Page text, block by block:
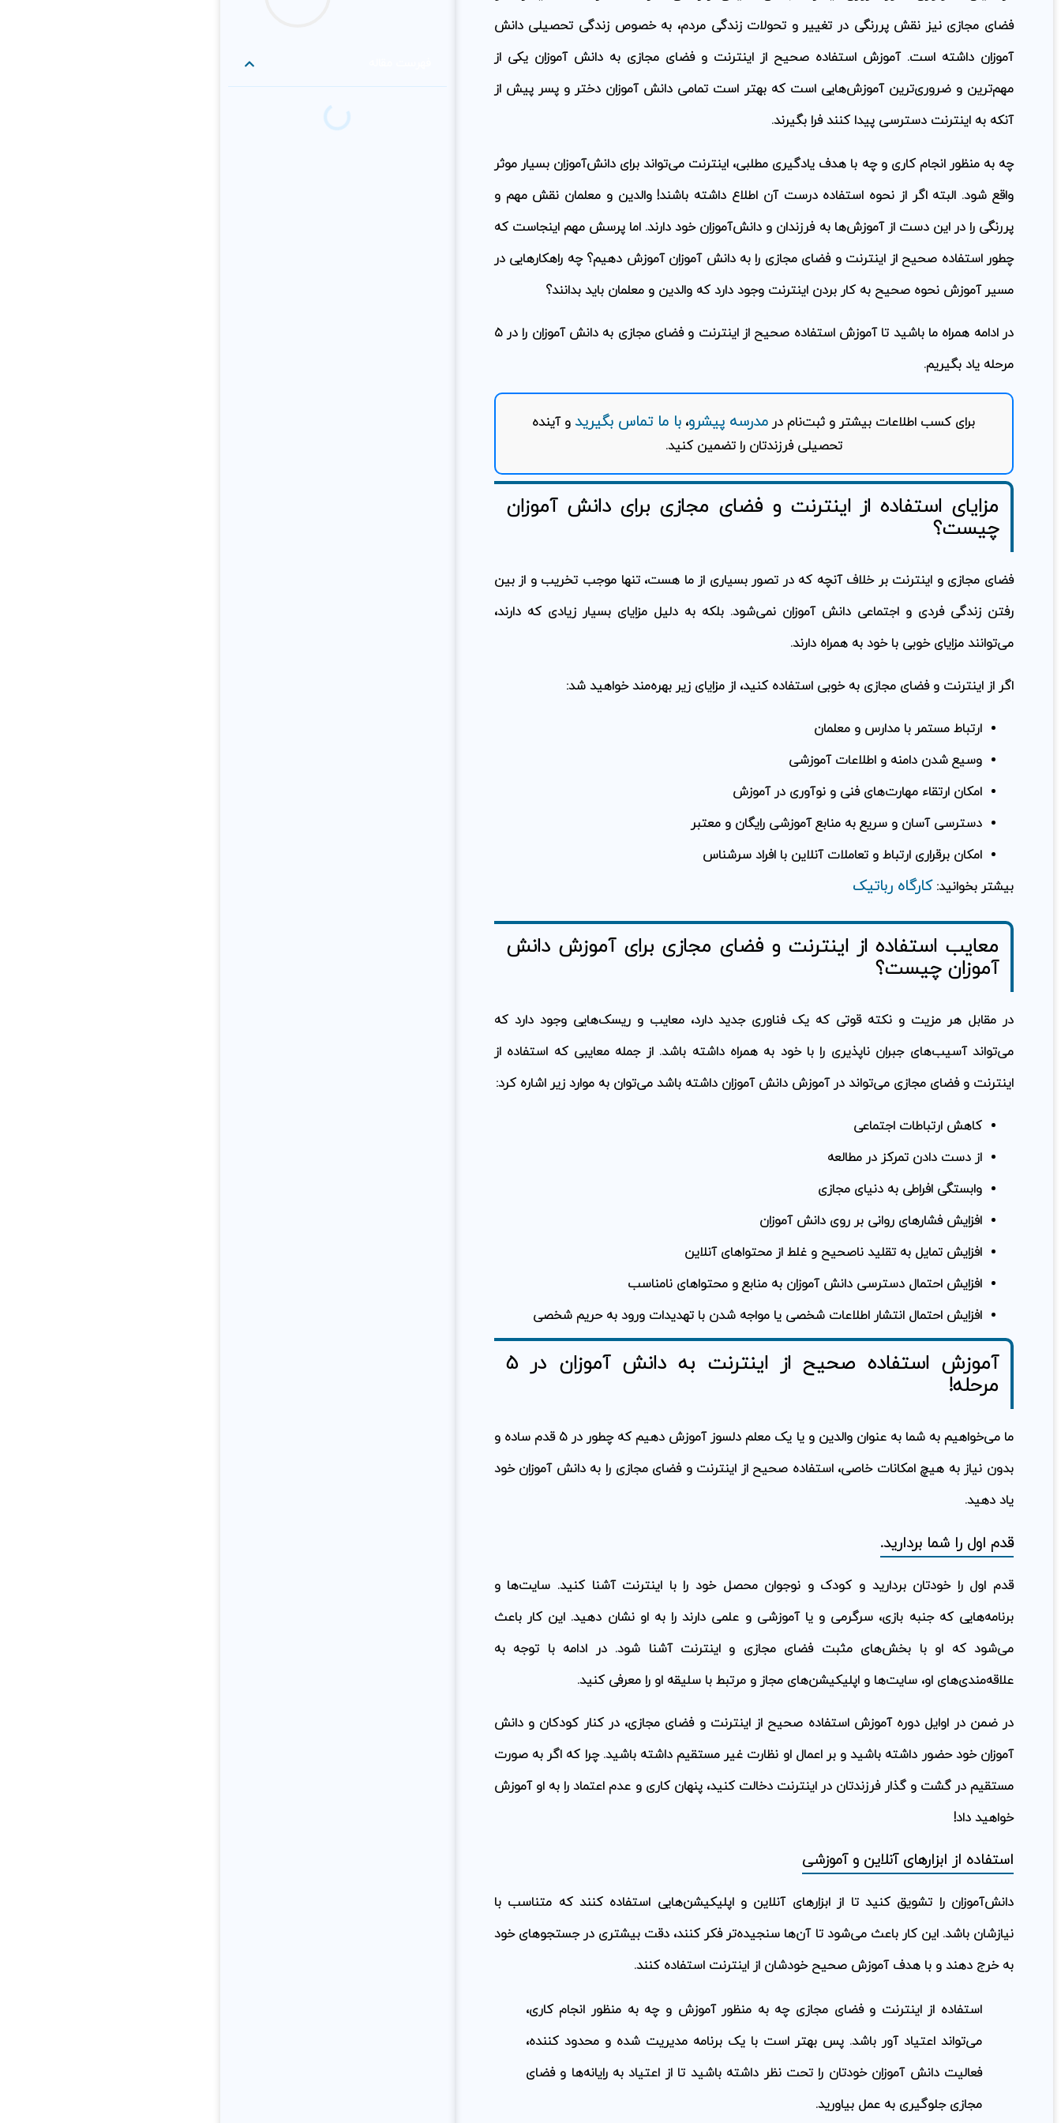
فضای مجازی نیز نقش پررنگی در تغییر و تحولات زندگی مردم، به خصوص زندگی تحصیلی دانش
آموزان داشته است. آموزش استفاده صحیح از اینترنت و فضای مجازی به دانش آموزان یکی از
مهم‌ترین و ضروری‌ترین آموزش‌هایی است که بهتر است تمامی دانش آموزان دختر و پسر پیش از
آنکه به اینترنت دسترسی پیدا کنند فرا بگیرند.
چه به منظور انجام کاری و چه با هدف یادگیری مطلبی، اینترنت می‌تواند برای دانش‌آموزان بسیار موثر
واقع شود. البته اگر از نحوه استفاده درست آن اطلاع داشته باشند! والدین و معلمان نقش مهم و
پررنگی را در این دست از آموزش‌ها به فرزندان و دانش‌آموزان خود دارند. اما پرسش مهم اینجاست که
چطور استفاده صحیح از اینترنت و فضای مجازی را به دانش آموزان آموزش دهیم؟ چه راهکارهایی در
مسیر آموزش نحوه صحیح به کار بردن اینترنت وجود دارد که والدین و معلمان باید بدانند؟
در ادامه همراه ما باشید تا آموزش استفاده صحیح از اینترنت و فضای مجازی به دانش آموزان را در ۵
مرحله یاد بگیریم.
برای کسب اطلاعات بیشتر و ثبت‌نام در مدرسه پیشرو، با ما تماس بگیریدو آینده
تحصیلی فرزندتان را تضمین کنید.
مزایای استفاده از اینترنت و فضای مجازی برای دانش آموزان
چیست؟
فضای مجازی و اینترنت بر خلاف آنچه که در تصور بسیاری از ما هست، تنها موجب تخریب و از بین
رفتن زندگی فردی و اجتماعی دانش آموزان نمی‌شود. بلکه به دلیل مزایای بسیار زیادی که دارند،
می‌توانند مزایای خوبی با خود به همراه دارند.
اگر از اینترنت و فضای مجازی به خوبی استفاده کنید، از مزایای زیر بهره‌مند خواهید شد:
ارتباط مستمر با مدارس و معلمان
وسیع شدن دامنه و اطلاعات آموزشی
امکان ارتقاء مهارت‌های فنی و نوآوری در آموزش
دسترسی آسان و سریع به منابع آموزشی رایگان و معتبر
امکان برقراری ارتباط و تعاملات آنلاین با افراد سرشناس
بیشتر بخوانید: کارگاه رباتیک
معایب استفاده از اینترنت و فضای مجازی برای آموزش دانش
آموزان چیست؟
در مقابل هر مزیت و نکته قوتی که یک فناوری جدید دارد، معایب و ریسک‌هایی وجود دارد که
می‌تواند آسیب‌های جبران ناپذیری را با خود به همراه داشته باشد. از جمله معایبی که استفاده از
اینترنت و فضای مجازی می‌تواند در آموزش دانش آموزان داشته باشد می‌توان به موارد زیر اشاره کرد:
کاهش ارتباطات اجتماعی
از دست دادن تمرکز در مطالعه
وابستگی افراطی به دنیای مجازی
افزایش فشارهای روانی بر روی دانش آموزان
افزایش تمایل به تقلید ناصحیح و غلط از محتواهای آنلاین
افزایش احتمال دسترسی دانش آموزان به منابع و محتواهای نامناسب
افزایش احتمال انتشار اطلاعات شخصی یا مواجه شدن با تهدیدات ورود به حریم شخصی
آموزش استفاده صحیح از اینترنت به دانش آموزان در 5
مرحله!
ما می‌خواهیم به شما به عنوان والدین و یا یک معلم دلسوز آموزش دهیم که چطور در ۵ قدم ساده و
بدون نیاز به هیچ امکانات خاصی، استفاده صحیح از اینترنت و فضای مجازی را به دانش آموزان خود
یاد دهید.
قدم اول را شما بردارید.
قدم اول را خودتان بردارید و کودک و نوجوان محصل خود را با اینترنت آشنا کنید. سایت‌ها و
برنامه‌هایی که جنبه بازی، سرگرمی و یا آموزشی و علمی دارند را به او نشان دهید. این کار باعث
می‌شود که او با بخش‌های مثبت فضای مجازی و اینترنت آشنا شود. در ادامه با توجه به
علاقه‌مندی‌های او، سایت‌ها و اپلیکیشن‌های مجاز و مرتبط با سلیقه او را معرفی کنید.
در ضمن در اوایل دوره آموزش استفاده صحیح از اینترنت و فضای مجازی، در کنار کودکان و دانش
آموزان خود حضور داشته باشید و بر اعمال او نظارت غیر مستقیم داشته باشید. چرا که اگر به صورت
مستقیم در گشت و گذار فرزندتان در اینترنت دخالت کنید، پنهان کاری و عدم اعتماد را به او آموزش
خواهید داد!
استفاده از ابزارهای آنلاین و آموزشی
دانش‌آموزان را تشویق کنید تا از ابزارهای آنلاین و اپلیکیشن‌هایی استفاده کنند که متناسب با
نیازشان باشد. این کار باعث می‌شود تا آن‌ها سنجیده‌تر فکر کنند، دقت بیشتری در جستجوهای خود
به خرج دهند و با هدف آموزش صحیح خودشان از اینترنت استفاده کنند.
استفاده از اینترنت و فضای مجازی چه به منظور آموزش و چه به منظور انجام کاری،
می‌تواند اعتیاد آور باشد. پس بهتر است با یک برنامه مدیریت شده و محدود کننده،
فعالیت دانش آموزان خودتان را تحت نظر داشته باشید تا از اعتیاد به رایانه‌ها و فضای
مجازی جلوگیری به عمل بیاورید.